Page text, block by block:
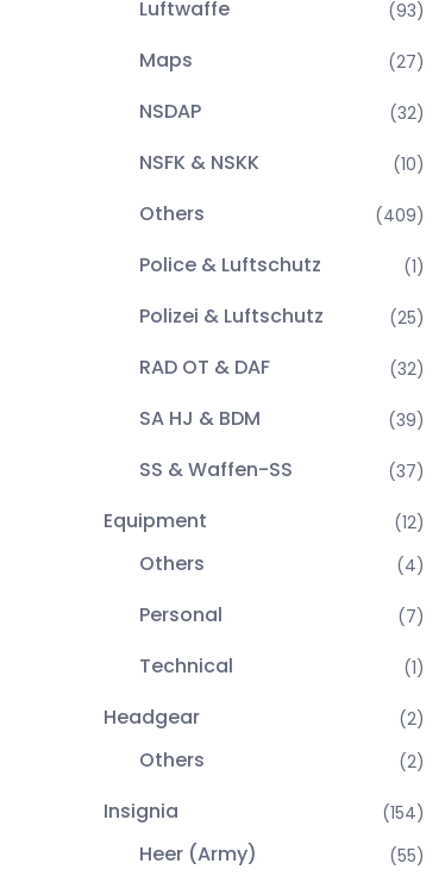
Luftwaffe (93)
Maps (27)
NSDAP (32)
NSFK & NSKK (10)
Others (409)
Police & Luftschutz (1)
Polizei & Luftschutz (25)
RAD OT & DAF (32)
SA HJ & BDM (39)
SS & Waffen-SS (37)
Equipment (12)
Others (4)
Personal (7)
Technical (1)
Headgear (2)
Others (2)
Insignia (154)
Heer (Army) (55)